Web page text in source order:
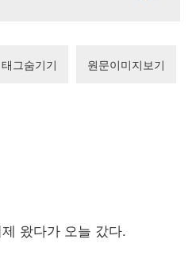
태그숨기기 원문이미지보기
왔다가 오늘 갔다.